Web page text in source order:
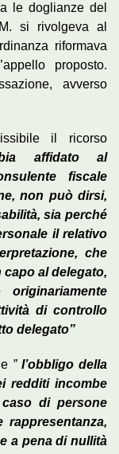
le doglianze del
si rivolgeva al
riformava
proposto.
avverso
il ricorso
affidato al
fiscale
non può dirsi,
sia perché
il relativo
che
al delegato,
di controllo
delegato”
” l’obbligo della
redditi incombe
di persone
a pena di nullità